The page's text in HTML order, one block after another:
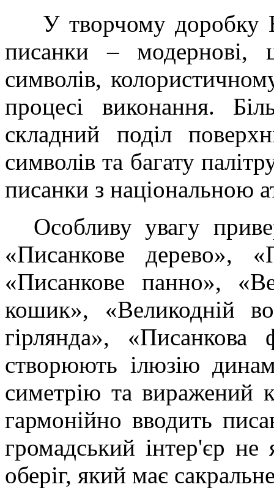
У творчому доробку
писанки – модернові,
символів,
процесі виконання.
складний поділ
символів та багату
писанки з національною
Особливу увагу
«Писанкове дерево»,
«Писанкове панно»,
кошик», «Великодній
гірлянда»,
створюють ілюзію
симетрію та виражений
гармонійно вводить
громадський інтер'єр
оберіг, який має